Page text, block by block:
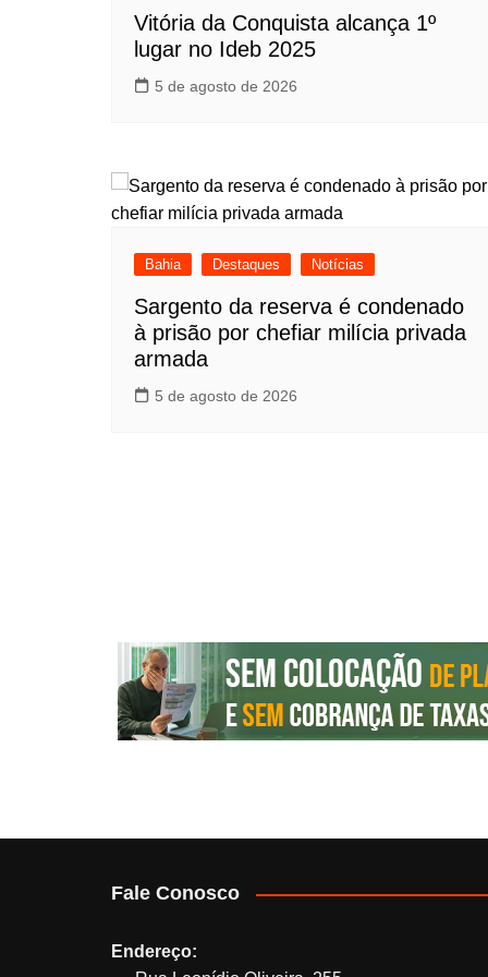
Vitória da Conquista alcança 1º
lugar no Ideb 2025
5 de agosto de 2026
Bahia Destaques Notícias
Sargento da reserva é condenado
à prisão por chefiar milícia privada
armada
5 de agosto de 2026
Fale Conosco
Endereço: